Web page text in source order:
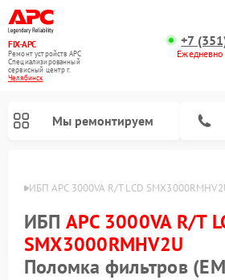
FIX-APC
Ремонт устройств APC
Специализированный
cервисный центр г.
Челябинск
+7
Мы ремонтируем
ИБП APC 3000VA R/T LCD
ИБП APC 3000VA R/T
SMX3000RMHV2U
Поломка фильтров